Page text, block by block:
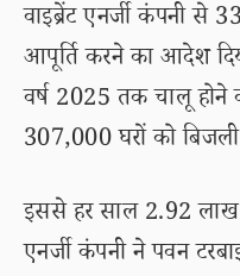
वाइब्रेंट एनर्जी कंपनी से
आपूर्ति करने का आदेश
वर्ष 2025 तक चालू होने
307,000 घरों को बिजली
इससे हर साल 2.92
एनर्जी कंपनी ने पवन